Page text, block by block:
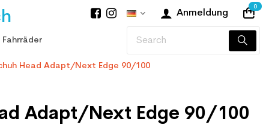
Anmeldung
0
Head Adapt/Next Edge 90/100
Adapt/Next Edge 90/100